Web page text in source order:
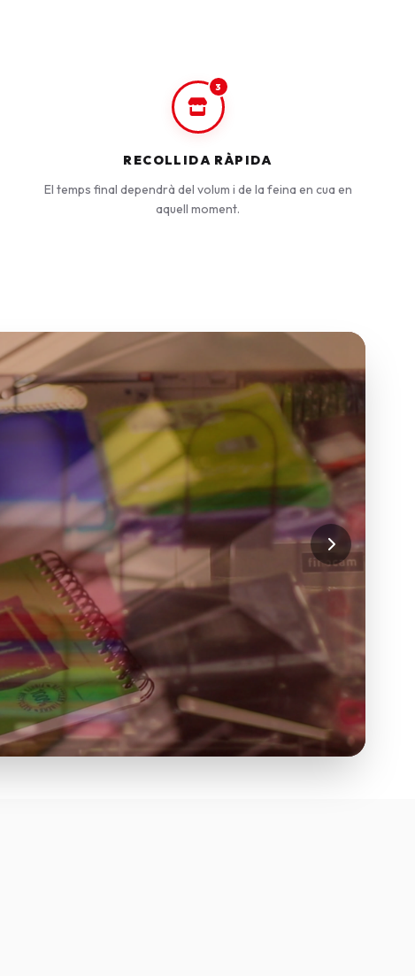
3
RECOLLIDA RÀPIDA
El temps final dependrà del volum i de la feina en cua en
aquell moment.